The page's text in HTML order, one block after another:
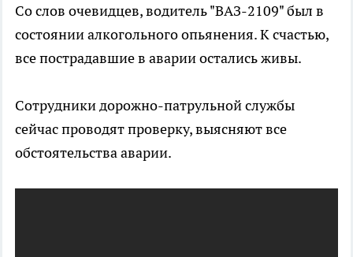
Со слов очевидцев, водитель "ВАЗ-2109" был в
состоянии алкогольного опьянения. К счастью,
все пострадавшие в аварии остались живы.
Сотрудники дорожно-патрульной службы
сейчас проводят проверку, выясняют все
обстоятельства аварии.